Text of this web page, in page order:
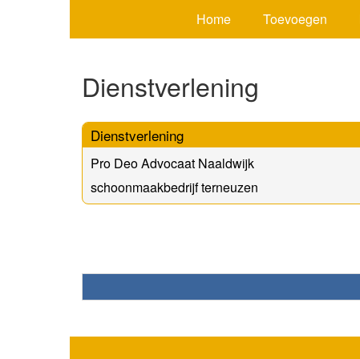
Home Toevoegen
Dienstverlening
Dienstverlening
Pro Deo Advocaat Naaldwijk
schoonmaakbedrijf terneuzen